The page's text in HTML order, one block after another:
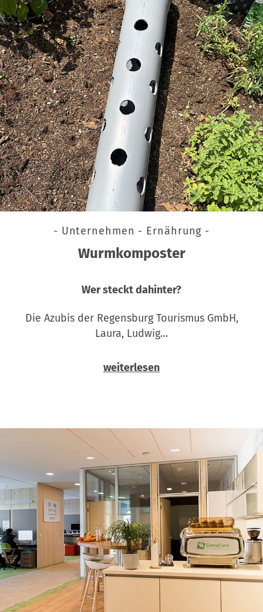
- Unternehmen - Ernährung -
Wurmkomposter
Wer steckt dahinter?
Die Azubis der Regensburg Tourismus GmbH,
Laura, Ludwig…
weiterlesen